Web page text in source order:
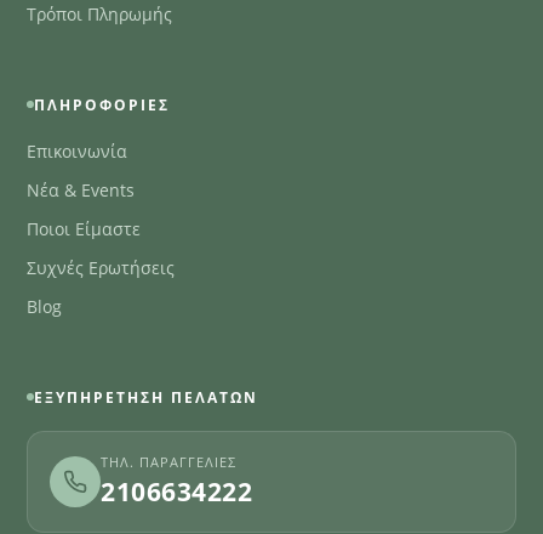
Τρόποι Πληρωμής
ΠΛΗΡΟΦΟΡΊΕΣ
Επικοινωνία
Νέα & Events
Ποιοι Είμαστε
Συχνές Ερωτήσεις
Blog
ΕΞΥΠΗΡΈΤΗΣΗ ΠΕΛΑΤΏΝ
ΤΗΛ. ΠΑΡΑΓΓΕΛΊΕΣ
2106634222